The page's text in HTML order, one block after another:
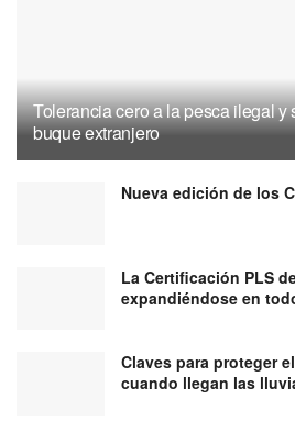
Tolerancia cero a la pesca ilegal
buque extranjero
Nueva edición de los
La Certificación PLS
expandiéndose en
Claves para proteger
cuando llegan las